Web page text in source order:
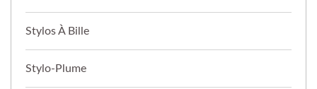
Stylos À Bille
Stylo-Plume